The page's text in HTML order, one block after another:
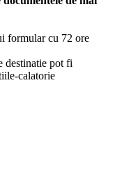
formular cu 72 ore
destinatie pot fi
calatorie